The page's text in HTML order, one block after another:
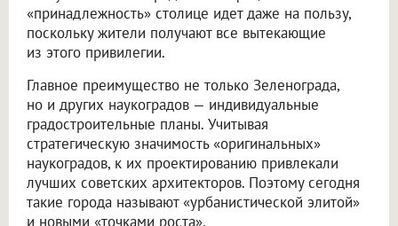
«принадлежность» столице идет даже на пользу,
поскольку жители получают все вытекающие
из этого привилегии.
Главное преимущество не только Зеленограда,
но и других наукоградов — индивидуальные
градостроительные планы. Учитывая
стратегическую значимость «оригинальных»
наукоградов, к их проектированию привлекали
лучших советских архитекторов. Поэтому сегодня
такие города называют «урбанистической элитой»
и новыми «точками роста».